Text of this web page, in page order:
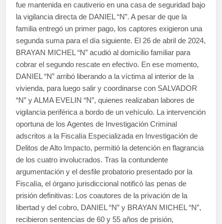
fue mantenida en cautiverio en una casa de seguridad bajo
la vigilancia directa de DANIEL “N”. A pesar de que la
familia entregó un primer pago, los captores exigieron una
segunda suma para el día siguiente. El 26 de abril de 2024,
BRAYAN MICHEL “N” acudió al domicilio familiar para
cobrar el segundo rescate en efectivo. En ese momento,
DANIEL “N” arribó liberando a la víctima al interior de la
vivienda, para luego salir y coordinarse con SALVADOR
“N” y ALMA EVELIN “N”, quienes realizaban labores de
vigilancia periférica a bordo de un vehículo. La intervención
oportuna de los Agentes de Investigación Criminal
adscritos a la Fiscalía Especializada en Investigación de
Delitos de Alto Impacto, permitió la detención en flagrancia
de los cuatro involucrados. Tras la contundente
argumentación y el desfile probatorio presentado por la
Fiscalía, el órgano jurisdiccional notificó las penas de
prisión definitivas: Los coautores de la privación de la
libertad y del cobro, DANIEL “N” y BRAYAN MICHEL “N”,
recibieron sentencias de 60 y 55 años de prisión,